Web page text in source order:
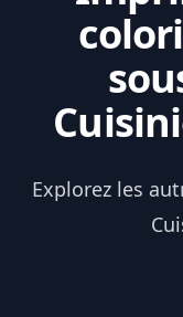
Explorez les